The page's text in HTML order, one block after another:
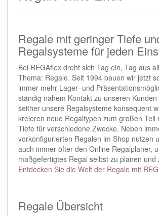
Regale mit geringer Tiefe
Regalsysteme für jeden
Bei REGAflex dreht sich Tag ein, Tag aus
Thema: Regale. Seit 1994 bauen wir jetzt
immer mehr Lager- und
ständig nahem Kontakt zu unseren
seither unsere Regalsysteme konsequent
kreieren neue Regaltypen zum großen Teil
Tiefe für verschiedene Zwecke. Neben
vorkonfigurierten Regalen im Shop nutzen
auch immer öfter den Online Regalplaner,
maßgefertigtes Regal selbst zu planen und
Entdecken Sie die Welt der Regale mit
Regale Übersicht